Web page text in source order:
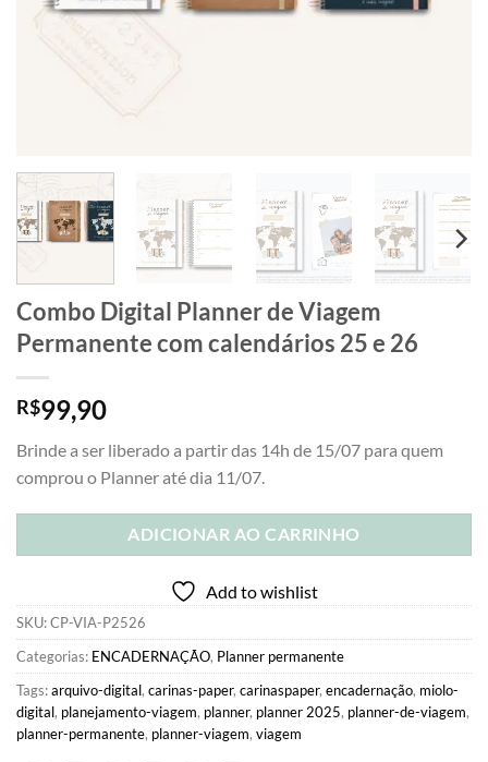
Combo Digital Planner de Viagem
Permanente com calendários 25 e 26
R$99,90
Brinde a ser liberado a partir das 14h de 15/07 para quem
comprou o Planner até dia 11/07.
ADICIONAR AO CARRINHO
Add to wishlist
SKU:CP-VIA-P2526
Categorias: ENCADERNAÇÃO, Planner permanente
Tags:arquivo-digital, carinas-paper, carinaspaper, encadernação, miolo-
digital, planejamento-viagem, planner, planner 2025, planner-de-viagem,
planner-permanente, planner-viagem, viagem